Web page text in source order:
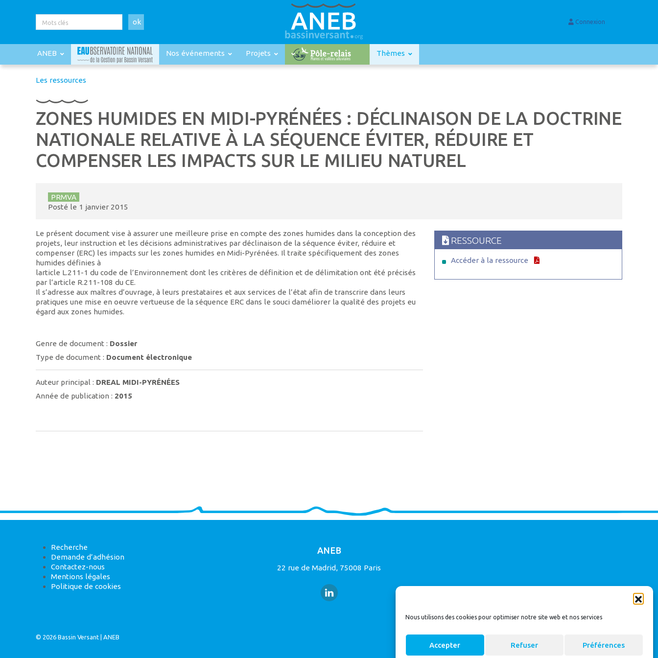
Nous utilisons des cookies pour optimiser notre site web et nos services
Accepter Refuser Préférences
ok Connexion
ANEB Nos événements Projets Thèmes
Les ressources
ZONES HUMIDES EN MIDI-PYRÉNÉES : DÉCLINAISON DE LA DOCTRINE
NATIONALE RELATIVE À LA SÉQUENCE ÉVITER, RÉDUIRE ET
COMPENSER LES IMPACTS SUR LE MILIEU NATUREL
PRMVA
Posté le 1 janvier 2015
Le présent document vise à assurer une meilleure prise en compte des zones humides dans la conception des
projets, leur instruction et les décisions administratives par déclinaison de la séquence éviter, réduire et
compenser (ERC) les impacts sur les zones humides en Midi-Pyrénées. Il traite spécifiquement des zones
humides définies à
larticle L.211-1 du code de l’Environnement dont les critères de définition et de délimitation ont été précisés
par l’article R.211-108 du CE.
Il s’adresse aux maîtres d’ouvrage, à leurs prestataires et aux services de l’état afin de transcrire dans leurs
pratiques une mise en oeuvre vertueuse de la séquence ERC dans le souci daméliorer la qualité des projets eu
égard aux zones humides.
Genre de document : Dossier
Type de document : Document électronique
Auteur principal : DREAL MIDI-PYRÉNÉES
Année de publication : 2015
RESSOURCE
Accéder à la ressource
Recherche
Demande d’adhésion
Contactez-nous
Mentions légales
Politique de cookies
ANEB
22 rue de Madrid, 75008 Paris
© 2026Bassin Versant |ANEB